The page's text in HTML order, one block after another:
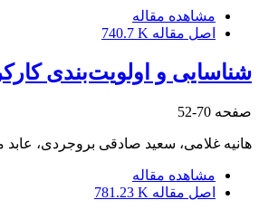
مشاهده مقاله
اصل مقاله 740.7 K
شناسایی و اولویت‌بندی
صفحه 70-52
هانیه غلامی، سعید صادقی بروجردی، عابد
مشاهده مقاله
اصل مقاله 781.23 K